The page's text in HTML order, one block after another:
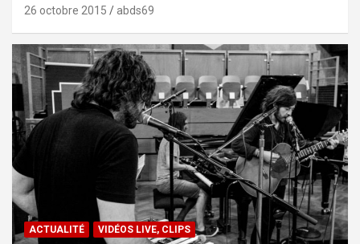
26 octobre 2015 abds69
ACTUALITÉ VIDÉOS LIVE, CLIPS